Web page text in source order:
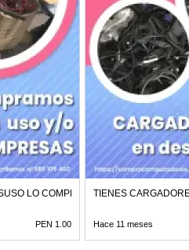
LO COMPRAMOS
PEN 1.00
TIENES
Hace 11 meses